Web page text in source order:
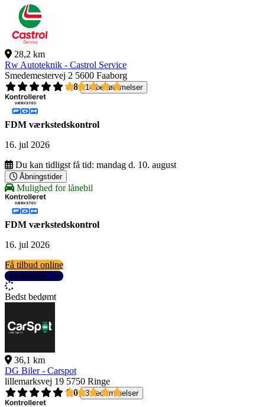
28,2 km
Rw Autoteknik - Castrol Service
Smedemestervej 2 5600 Faaborg
4,8
14 bedømmelser
FDM værkstedskontrol
16. jul 2026
Du kan tidligst få tid: mandag d. 10. august
Åbningstider
Mulighed for lånebil
FDM værkstedskontrol
16. jul 2026
Få tilbud online
Se detaljer
Bedst bedømt
36,1 km
DG Biler - Carspot
lillemarksvej 19 5750 Ringe
5,0
3 bedømmelser